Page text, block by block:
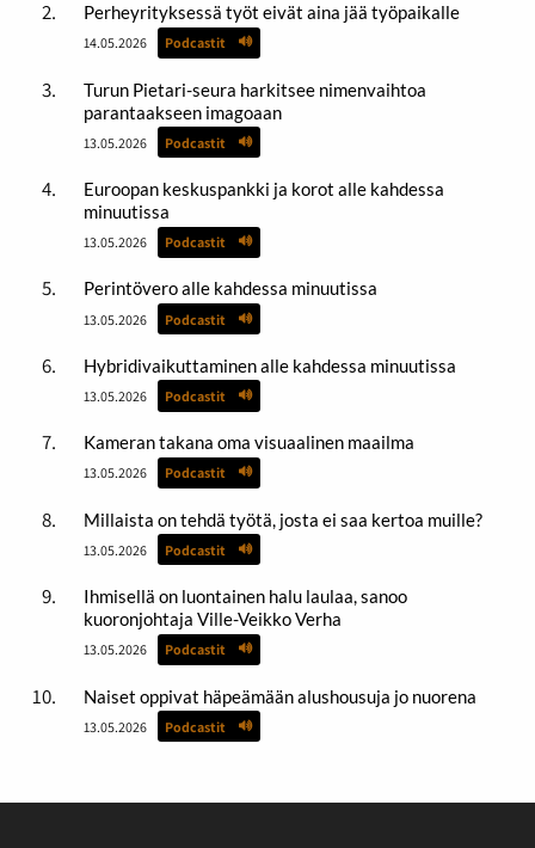
Perheyrityksessä työt eivät aina jää työpaikalle
14.05.2026 Podcastit
Turun Pietari-seura harkitsee nimenvaihtoa
parantaakseen imagoaan
13.05.2026 Podcastit
Euroopan keskuspankki ja korot alle kahdessa
minuutissa
13.05.2026 Podcastit
Perintövero alle kahdessa minuutissa
13.05.2026 Podcastit
Hybridivaikuttaminen alle kahdessa minuutissa
13.05.2026 Podcastit
Kameran takana oma visuaalinen maailma
13.05.2026 Podcastit
Millaista on tehdä työtä, josta ei saa kertoa muille?
13.05.2026 Podcastit
Ihmisellä on luontainen halu laulaa, sanoo
kuoronjohtaja Ville-Veikko Verha
13.05.2026 Podcastit
Naiset oppivat häpeämään alushousuja jo nuorena
13.05.2026 Podcastit